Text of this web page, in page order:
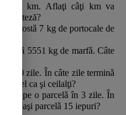
35 km. Aflaţi câţi km va
viteză?
Cǎt costǎ 7 kg de portocale de
5551 kg de marfǎ. Câte
în 30 zile. În câte zile terminǎ
la fel ca şi ceilalţi?
de pe o parcelǎ în 3 zile. În
aceeaşi parcelǎ 15 iepuri?